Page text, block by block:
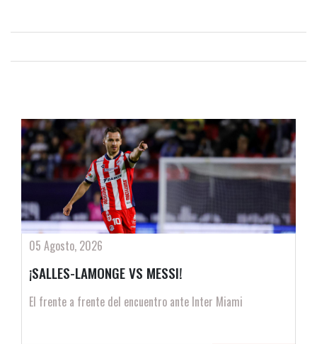
05 Agosto, 2026
¡SALLES-LAMONGE VS MESSI!
El frente a frente del encuentro ante Inter Miami